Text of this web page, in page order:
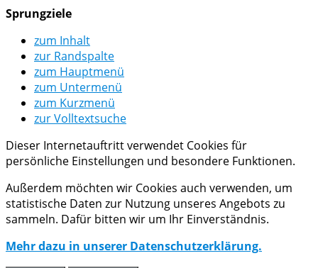
Sprungziele
zum Inhalt
zur Randspalte
zum Hauptmenü
zum Untermenü
zum Kurzmenü
zur Volltextsuche
Dieser Internetauftritt verwendet Cookies für
persönliche Einstellungen und besondere Funktionen.
Außerdem möchten wir Cookies auch verwenden, um
statistische Daten zur Nutzung unseres Angebots zu
sammeln. Dafür bitten wir um Ihr Einverständnis.
Mehr dazu in unserer Datenschutzerklärung.